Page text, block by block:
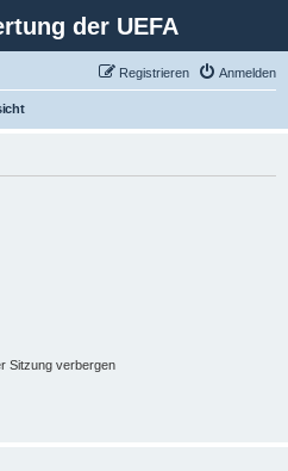
der UEFA
Anmelden
Registrieren
Sitzung verbergen